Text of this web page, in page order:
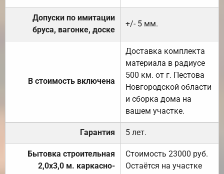
Допуски по имитации
бруса, вагонке, доске
+/- 5 мм.
В стоимость включена
Доставка комплекта
материала в радиусе
500 км. от г. Пестова
Новгородской области
и сборка дома на
вашем участке.
Гарантия 5 лет.
Бытовка строительная
2,0х3,0 м. каркасно-
Стоимость 23000 руб.
Остаётся на участке